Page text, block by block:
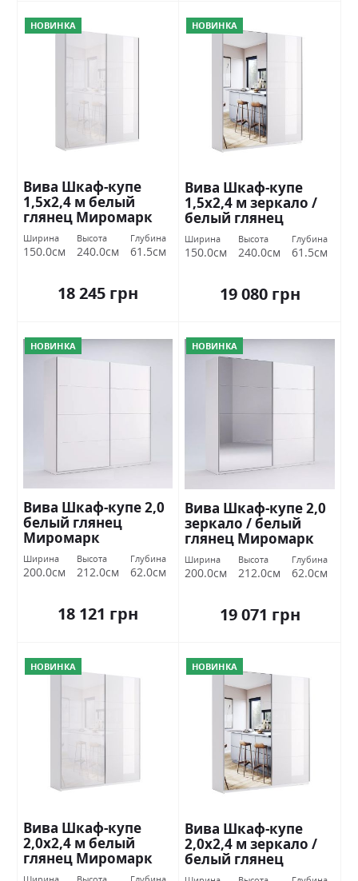
НОВИНКА
Вива Шкаф-купе
1,5х2,4 м белый
глянец Миромарк
Ширина
150.0см
Высота
240.0см
Глубина
61.5см
18 245 грн
НОВИНКА
Вива Шкаф-купе
1,5х2,4 м зеркало /
белый глянец
Миромарк
Ширина
150.0см
Высота
240.0см
Глубина
61.5см
19 080 грн
НОВИНКА
Вива Шкаф-купе 2,0
белый глянец
Миромарк
Ширина
200.0см
Высота
212.0см
Глубина
62.0см
18 121 грн
НОВИНКА
Вива Шкаф-купе 2,0
зеркало / белый
глянец Миромарк
Ширина
200.0см
Высота
212.0см
Глубина
62.0см
19 071 грн
НОВИНКА
Вива Шкаф-купе
2,0х2,4 м белый
глянец Миромарк
НОВИНКА
Вива Шкаф-купе
2,0х2,4 м зеркало /
белый глянец
Миромарк